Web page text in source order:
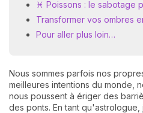
♓ Poissons : le sabotage
Transformer vos ombres
Pour aller plus loin…
Nous sommes parfois nos
meilleures intentions du monde,
nous poussent à ériger des
des ponts. En tant